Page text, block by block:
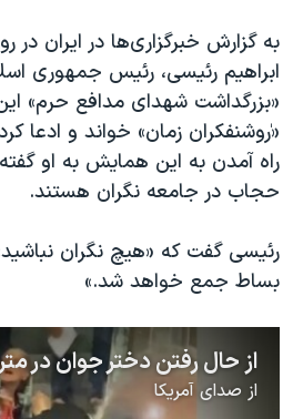
قانون شفافیت دارائی کادر رهبری ایران
اعتراضات مردمی آبان ۹۸
اسرائیل در جنگ
نرگس محمدی برنده جایزه نوبل صلح
صفحه‌های ویژه
سفر پرزیدنت ترامپ به چین
ابراهیم رئیسی، رئیس جمهوری
«بزرگداشت شهدای مدافع حرم»
«ٰروشنفکران زمان» خواند و ادعا
راه آمدن به این همایش به او
حجاب در جامعه نگران هستند.
رئیسی گفت که «هیچ نگران
بساط جمع خواهد شد.»
از صدای آمریکا